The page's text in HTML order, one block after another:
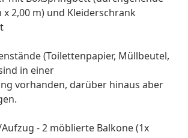
x 2,00 m) und Kleiderschrank
(Toilettenpapier, Müllbeutel,
in einer
vorhanden, darüber hinaus aber
- 2 möblierte Balkone (1x